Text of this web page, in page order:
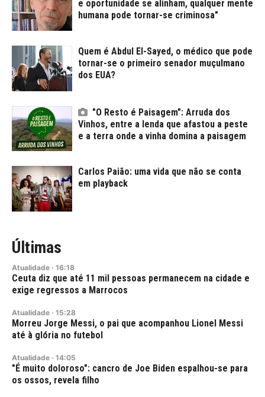
e oportunidade se alinham, qualquer mente
humana pode tornar-se criminosa"
Quem é Abdul El-Sayed, o médico que pode
tornar-se o primeiro senador muçulmano
dos EUA?
"O Resto é Paisagem": Arruda dos
Vinhos, entre a lenda que afastou a peste
e a terra onde a vinha domina a paisagem
Carlos Paião: uma vida que não se conta
em playback
Últimas
Atualidade · 16:18
Ceuta diz que até 11 mil pessoas permanecem na cidade e
exige regressos a Marrocos
Atualidade · 15:28
Morreu Jorge Messi, o pai que acompanhou Lionel Messi
até à glória no futebol
Atualidade · 14:05
"É muito doloroso": cancro de Joe Biden espalhou-se para
os ossos, revela filho